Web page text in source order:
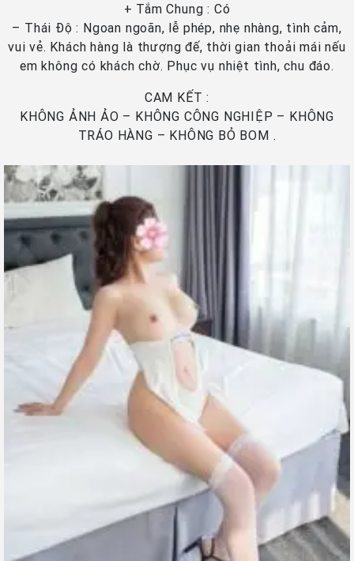
+ Tắm Chung : Có
– Thái Độ : Ngoan ngoãn, lễ phép, nhẹ nhàng, tình cảm,
vui vẻ. Khách hàng là thượng đế, thời gian thoải mái nếu
em không có khách chờ. Phục vụ nhiệt tình, chu đáo.
CAM KẾT :
KHÔNG ẢNH ẢO – KHÔNG CÔNG NGHIỆP – KHÔNG
TRÁO HÀNG – KHÔNG BỎ BOM .